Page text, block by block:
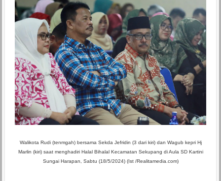
Walikota Rudi (tenmgah) bersama Sekda Jefridin (3 dari kiri) dan Wagub kepri Hj
Marlin (kiri) saat menghadiri Halal Bihalal Kecamatan Sekupang di Aula SD Kartini
Sungai Harapan, Sabtu (18/5/2024) (Ist /Realitamedia.com)